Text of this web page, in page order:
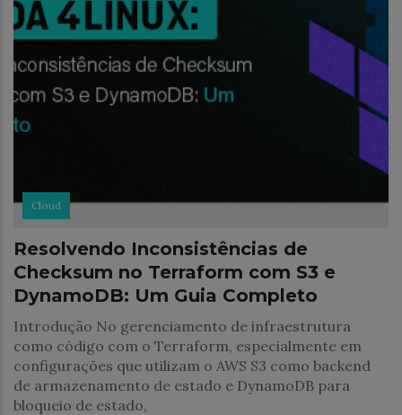
Cloud
Resolvendo Inconsistências de
Checksum no Terraform com S3 e
DynamoDB: Um Guia Completo
Introdução No gerenciamento de infraestrutura
como código com o Terraform, especialmente em
configurações que utilizam o AWS S3 como backend
de armazenamento de estado e DynamoDB para
bloqueio de estado,